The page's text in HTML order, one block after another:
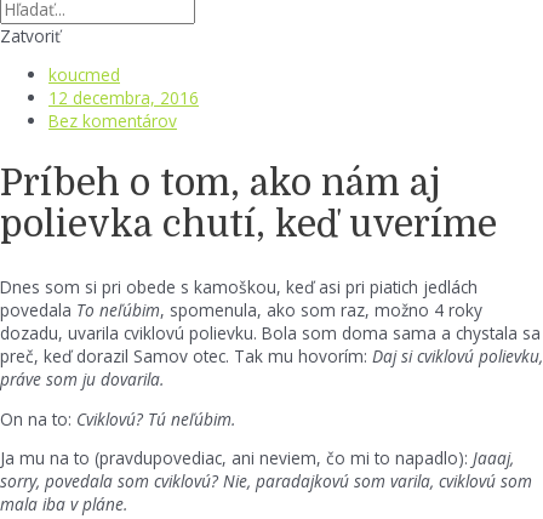
Zatvoriť
koucmed
12 decembra, 2016
Bez komentárov
Príbeh o tom, ako nám aj
polievka chutí, keď uveríme
Dnes som si pri obede s kamoškou, keď asi pri piatich jedlách
povedala To neľúbim, spomenula, ako som raz, možno 4 roky
dozadu, uvarila cviklovú polievku. Bola som doma sama a chystala sa
preč, keď dorazil Samov otec. Tak mu hovorím: Daj si cviklovú polievku,
práve som ju dovarila.
On na to: Cviklovú? Tú neľúbim.
Ja mu na to (pravdupovediac, ani neviem, čo mi to napadlo): Jaaaj,
sorry, povedala som cviklovú? Nie, paradajkovú som varila, cviklovú som
mala iba v pláne.